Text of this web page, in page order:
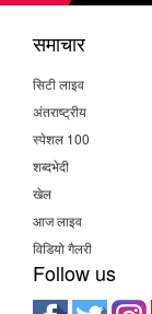
समाचार
सिटी लाइव
अंतराष्ट्रीय
स्पेशल 100
शब्दभेदी
खेल
आज लाइव
विडियो गैलरी
Follow us